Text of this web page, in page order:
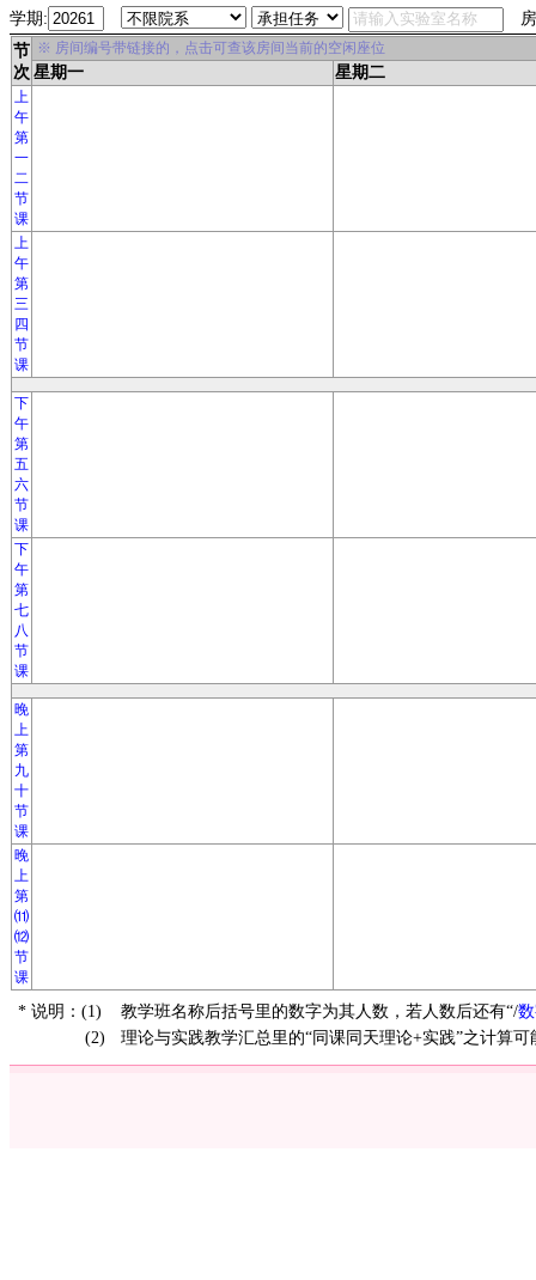
学期: 房
节
次
※ 房间编号带链接的，点击可查该房间当前的空闲座位
星期一 星期二
上
午
第
一
二
节
课
上
午
第
三
四
节
课
下
午
第
五
六
节
课
下
午
第
七
八
节
课
晚
上
第
九
十
节
课
晚
上
第
⑾
⑿
节
课
* 说明：(1) 教学班名称后括号里的数字为其人数，若人数后还有“/
(2)
理论与实践教学汇总里的“同课同天理论+实践”之计算